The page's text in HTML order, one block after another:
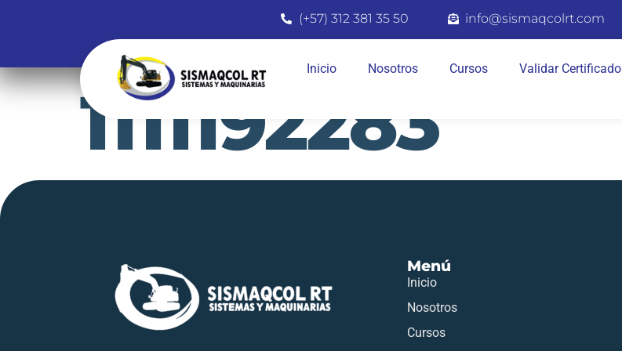
(+57) 312 381 35 50 info@sismaqcolrt.com
Inicio Nosotros Cursos Validar Certificado
1111192283
Menú
Inicio
Nosotros
Cursos